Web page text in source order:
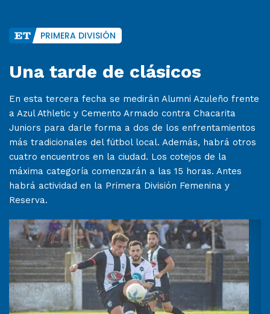
PRIMERA DIVISIÓN
Una tarde de clásicos
En esta tercera fecha se medirán Alumni Azuleño frente
a Azul Athletic y Cemento Armado contra Chacarita
Juniors para darle forma a dos de los enfrentamientos
más tradicionales del fútbol local. Además, habrá otros
cuatro encuentros en la ciudad. Los cotejos de la
máxima categoría comenzarán a las 15 horas. Antes
habrá actividad en la Primera División Femenina y
Reserva.